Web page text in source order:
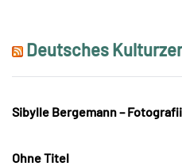
Deutsches
Sibylle Bergemann – Fotografii
Ohne Titel